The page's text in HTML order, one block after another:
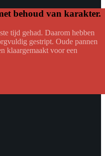
behoud van karakter.
tijd gehad. Daarom hebben
gestript. Oude pannen
klaargemaakt voor een